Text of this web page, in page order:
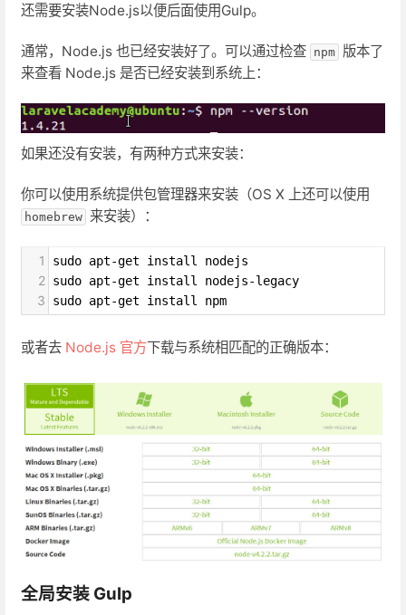
还需要安装Node.js以便后面使用Gulp。
通常，Node.js 也已经安装好了。可以通过检查 npm 版本了
来查看 Node.js 是否已经安装到系统上：
如果还没有安装，有两种方式来安装：
你可以使用系统提供包管理器来安装（OS X 上还可以使用
homebrew 来安装）：
1 sudo apt-get install nodejs
2 sudo apt-get install nodejs-legacy
3 sudo apt-get install npm
或者去 Node.js 官方下载与系统相匹配的正确版本：
全局安装 Gulp